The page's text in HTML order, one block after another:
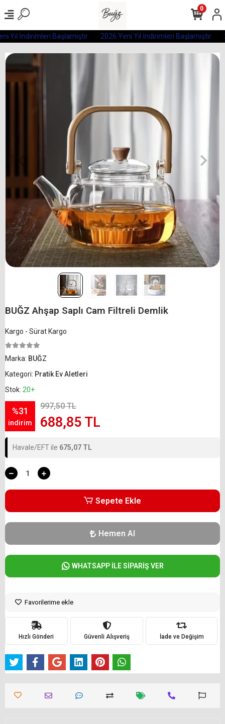
Yıl İndirimleri Başlamıştır 2026 Yeni Yıl İndirimleri Başlamıştır
0
BUĞZ Ahşap Saplı Cam Filtreli Demlik
Kargo - Sürat Kargo
Marka: BUĞZ
Kategori: Pratik Ev Aletleri
Stok: 20+
%31
indirim
997,50 TL
688,85 TL
Havale/EFT ile 675,07 TL
Sepete Ekle
Hemen Al
WHATSAPP İLE SİPARİŞ VER
Favorilerime ekle
Hızlı Gönderi Güvenli Alışveriş İade ve Değişim